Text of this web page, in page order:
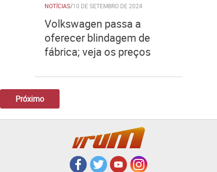
NOTÍCIAS/10 DE SETEMBRO DE 2024
Volkswagen passa a
oferecer blindagem de
fábrica; veja os preços
Próximo